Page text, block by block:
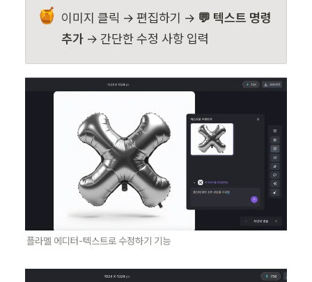
🍯 이미지 클릭 → 편집하기 → 💬 텍스트 명령
추가 → 간단한 수정 사항 입력
플라멜 에디터-텍스트로 수정하기 기능